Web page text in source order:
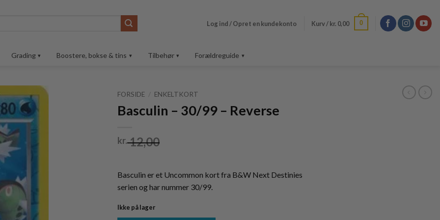
Log ind / Opret en kundekonto Kurv /kr. 0,00 0
Grading Boostere, bokse & tins Tilbehør Forældreguide
Tilføj til
ønskeliste
FORSIDE / ENKELTKORT
Basculin – 30/99 – Reverse
kr.12,00
Basculin er et Uncommon kort fra B&W Next Destinies
serien og har nummer 30/99.
Ikke på lager